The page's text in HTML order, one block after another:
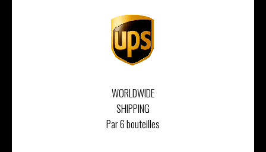
WORLDWIDE
SHIPPING
Par 6 bouteilles